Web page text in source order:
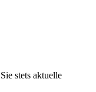
stets aktuelle